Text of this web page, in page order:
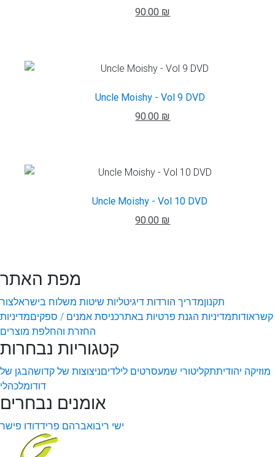
90.00 ₪
Uncle Moishy - Vol 9 DVD
90.00 ₪
Uncle Moishy - Vol 10 DVD
90.00 ₪
מפת האתר
תקנוןמדריך הורדות דיגיטליות שיטות משלוח בישראלצור
קשראודותמדיניות הגנת פרטיות באתרכניסת אמנים / ספקיםמדיניות
החזרת והחלפת מוצרים
קטגוריות נבחרות
מוזיקה יהודיתתקליטורי שמעסרטים לילדיםניצוצות של קדושהבגן של
דודומלכהלי
אומנים נבחרים
ישי ריבואברהם פרידדודו פישר